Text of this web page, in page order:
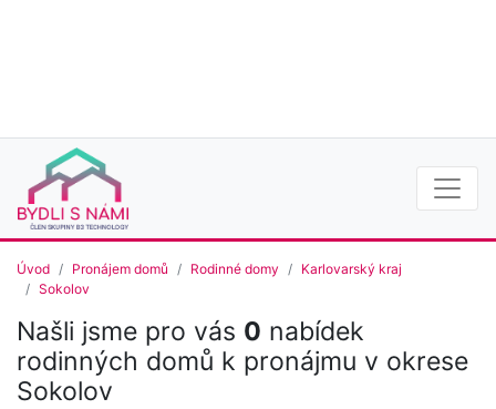
Úvod Pronájem domů Rodinné domy
Karlovarský kraj
Sokolov
Našli jsme pro vás 0 nabídek
rodinných domů k pronájmu v okrese
Sokolov